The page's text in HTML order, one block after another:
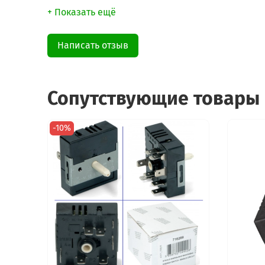
+ Показать ещё
Написать отзыв
Сопутствующие товары
-10%